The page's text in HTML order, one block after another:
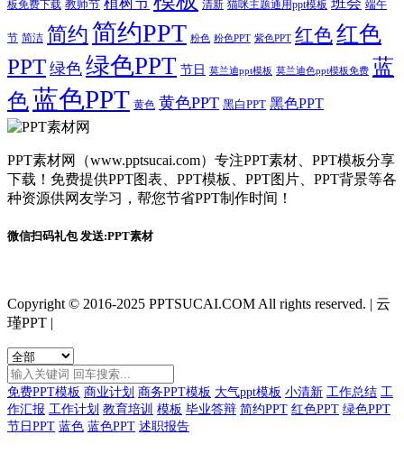
板免费下载 教师节 清新 猫咪主题通用ppt模板 端午
节 简洁 简约 简约PPT 粉色 粉色PPT 紫色PPT 红色红色
PPT 绿色 绿色PPT 节日 莫兰迪ppt模板 莫兰迪色ppt模板免费 蓝
色蓝色PPT 黄色 黄色PPT 黑白PPT 黑色PPT
PPT素材网（www.pptsucai.com）专注PPT素材、PPT模板分享
下载！免费提供PPT图表、PPT模板、PPT图片、PPT背景等各
种资源供网友学习，帮您节省PPT制作时间！
微信扫码礼包 发送:PPT素材
Copyright © 2016-2025 PPTSUCAI.COM All rights reserved. | 云
瑾PPT |
免费PPT模板 商业计划 商务PPT模板 大气ppt模板 小清新 工作总结 工
作汇报 工作计划 教育培训 模板 毕业答辩 简约PPT 红色PPT 绿色PPT
节日PPT 蓝色 蓝色PPT 述职报告